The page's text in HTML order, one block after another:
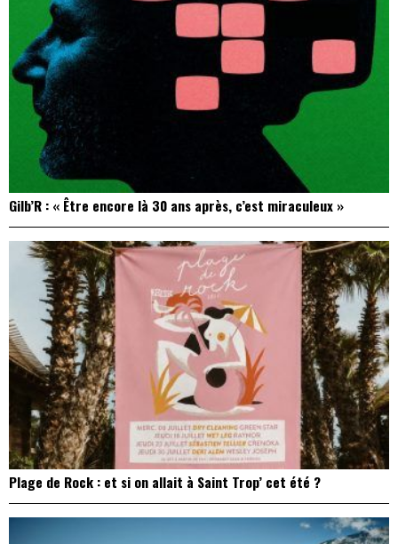
Gilb’R : « Être encore là 30 ans après, c’est miraculeux »
Plage de Rock : et si on allait à Saint Trop’ cet été ?